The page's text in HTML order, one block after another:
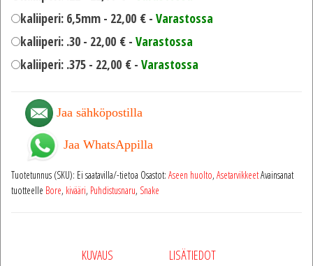
kaliiperi: 6,5mm - 22,00 € - Varastossa
kaliiperi: .30 - 22,00 € - Varastossa
kaliiperi: .375 - 22,00 € - Varastossa
Jaa sähköpostilla
Jaa WhatsAppilla
Tuotetunnus (SKU): Ei saatavilla/-tietoa Osastot: Aseen huolto, AsetarvikkeetAvainsanat
tuotteelle Bore, kivääri, Puhdistusnaru, Snake
KUVAUS LISÄTIEDOT